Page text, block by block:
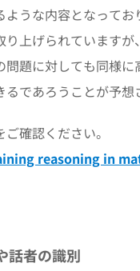
ような内容となって
り上げられていますが
問題に対しても同様に
であろうことが予想
確認ください。
reasoning in
話者の識別